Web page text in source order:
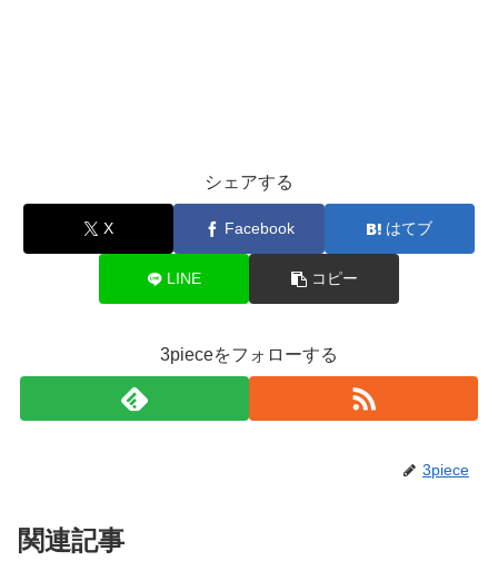
シェアする
X Facebook はてブ
LINE コピー
3pieceをフォローする
3piece
関連記事